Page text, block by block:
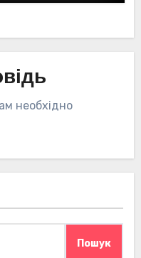
необхідно
Пошук